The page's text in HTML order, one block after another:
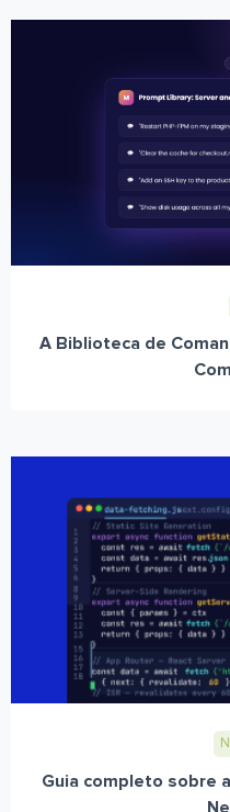
A Biblioteca de
Guia completo sobre